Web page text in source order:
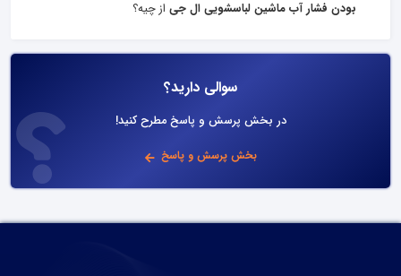
بودن فشار آب ماشین لباسشویی ال جی از چیه؟
سوالی دارید؟
در بخش پرسش و پاسخ مطرح کنید!
بخش پرسش و پاسخ